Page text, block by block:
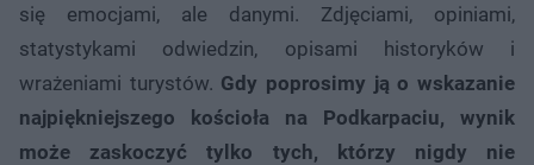
się emocjami, ale danymi. Zdjęciami, opiniami,
statystykami odwiedzin, opisami historyków i
wrażeniami turystów. Gdy poprosimy ją o wskazanie
najpiękniejszego kościoła na Podkarpaciu, wynik
może zaskoczyć tylko tych, którzy nigdy nie